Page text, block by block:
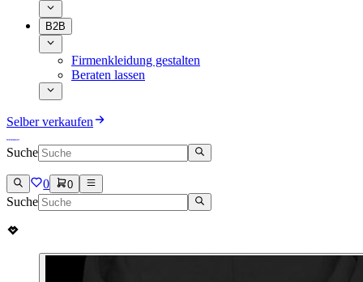
B2B
Firmenkleidung gestalten
Beraten lassen
Selber verkaufen
Suche
0 0
Suche